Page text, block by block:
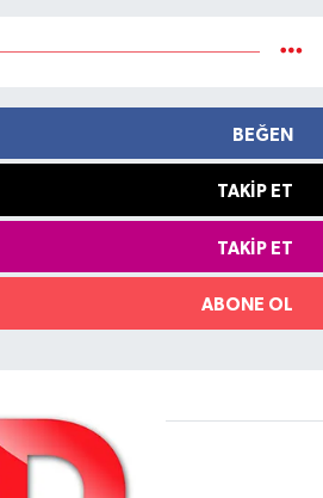
BEĞEN
TAKIP ET
TAKIP ET
ABONE OL